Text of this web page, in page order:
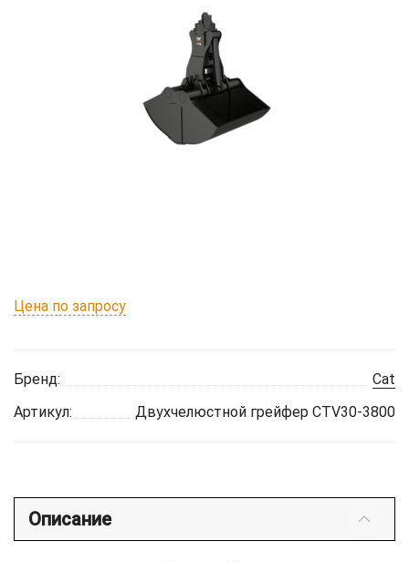
Цена по запросу
Бренд:
Cat
Артикул:
Двухчелюстной грейфер CTV30-3800
Описание